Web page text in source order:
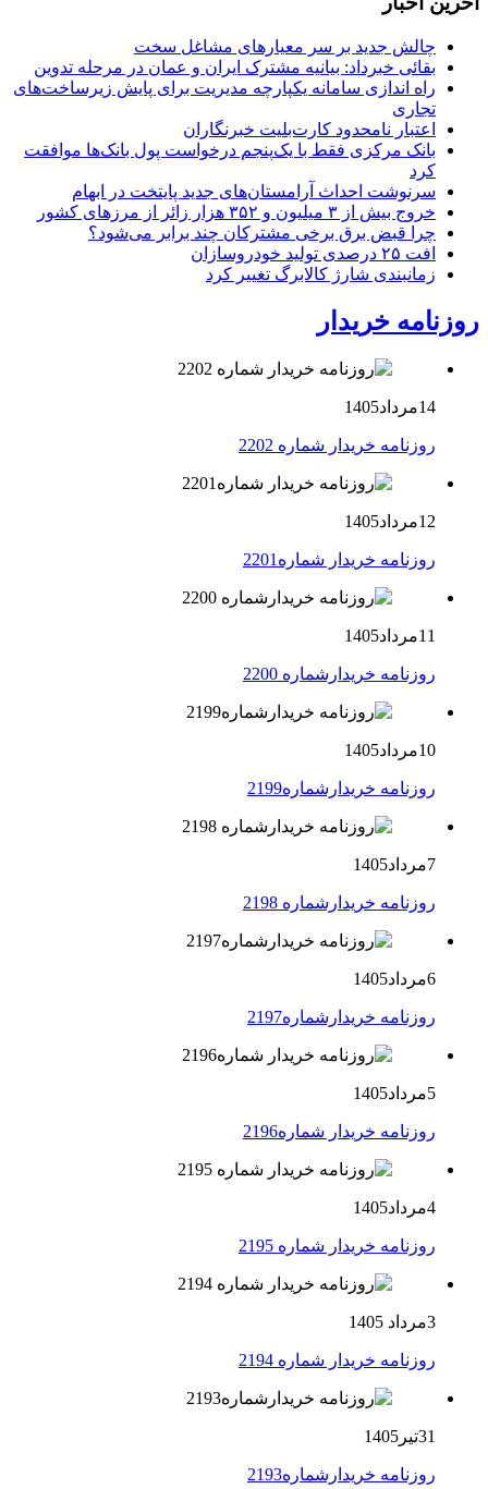
چالش جدید بر سر معیارهای مشاغل سخت
بقائی خبرداد: بیانیه مشترک ایران و عمان در مرحله تدوین
راه اندازی سامانه یکپارچه مدیریت برای پایش زیرساخت‌های
تجاری
اعتبار نامحدود کارت‌بلیت خبرنگاران
بانک مرکزی فقط با یک‌‎پنجم درخواست پول بانک‌ها موافقت
کرد
سرنوشت احداث آرامستان‌های جدید پایتخت در ابهام
خروج بیش از ۳ میلیون و ۳۵۲ هزار زائر از مرزهای کشور
چرا قبض برق برخی مشترکان چند برابر می‌شود؟
افت ۲۵ درصدی تولید خودروسازان
زمانبندی شارژ کالابرگ تغییر کرد
روزنامه خریدار
14مرداد1405
روزنامه خریدار شماره 2202
12مرداد1405
روزنامه خریدار شماره2201
11مرداد1405
روزنامه خریدارشماره 2200
10مرداد1405
روزنامه خریدارشماره2199
7مرداد1405
روزنامه خریدارشماره 2198
6مرداد1405
روزنامه خریدارشماره2197
5مرداد1405
روزنامه خریدار شماره2196
4مرداد1405
روزنامه خریدار شماره 2195
3مرداد 1405
روزنامه خریدار شماره 2194
31تیر1405
روزنامه خریدارشماره2193